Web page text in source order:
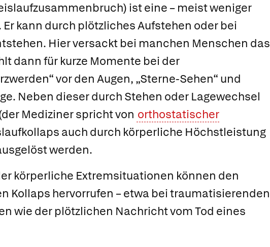
ist eine – meist weniger
kann durch plötzliches Aufstehen oder bei
Hier versackt bei manchen Menschen das
dann für kurze Momente bei der
vor den Augen, „Sterne-Sehen“ und
Neben dieser durch Stehen oder Lagewechsel
Mediziner spricht von orthostatischer
auch durch körperliche Höchstleistung
werden.
körperliche Extremsituationen können den
Kollaps hervorrufen – etwa bei traumatisierenden
wie der plötzlichen Nachricht vom Tod eines